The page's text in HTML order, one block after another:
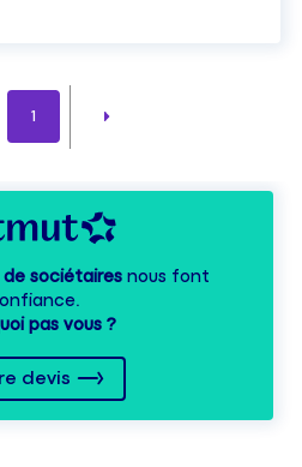
1
de sociétairesnous font
pas vous ?
devis